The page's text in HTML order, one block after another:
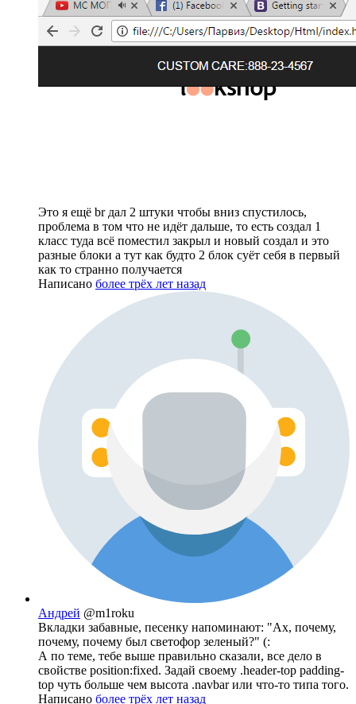
Это я ещё br дал 2 штуки чтобы вниз спустилось,
проблема в том что не идёт дальше, то есть создал 1
класс туда всё поместил закрыл и новый создал и это
разные блоки а тут как будто 2 блок суёт себя в первый
как то странно получается
Написано более трёх лет назад
Андрей @m1roku
Вкладки забавные, песенку напоминают: "Ах, почему,
почему, почему был светофор зеленый?" (:
А по теме, тебе выше правильно сказали, все дело в
свойстве position:fixed. Задай своему .header-top padding-
top чуть больше чем высота .navbar или что-то типа того.
Написано более трёх лет назад